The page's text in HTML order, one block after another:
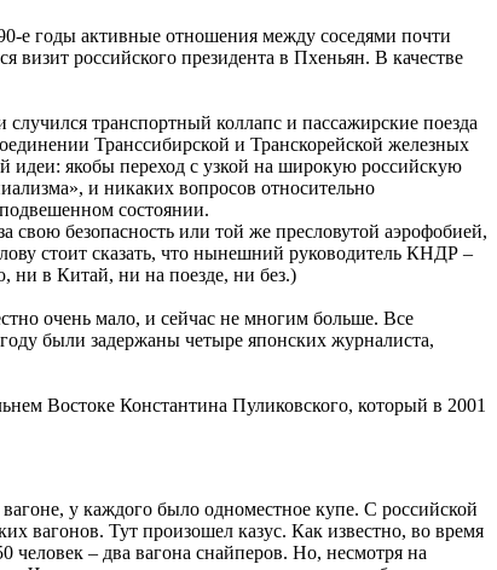
е годы активные отношения между соседями почти
визит российского президента в Пхеньян. В качестве
транспортный коллапс и пассажирские поезда
Транссибирской и Транскорейской железных
идеи: якобы переход с узкой на широкую российскую
и никаких вопросов относительно
состоянии.
свою безопасность или той же пресловутой аэрофобией,
стоит сказать, что нынешний руководитель КНДР –
ни в Китай, ни на поезде, ни без.)
очень мало, и сейчас не многим больше. Все
были задержаны четыре японских журналиста,
Востоке Константина Пуликовского, который в 2001
у каждого было одноместное купе. С российской
вагонов. Тут произошел казус. Как известно, во время
человек – два вагона снайперов. Но, несмотря на